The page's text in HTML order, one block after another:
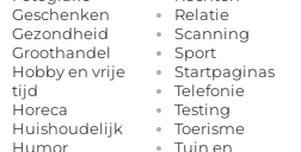
Geschenken
Gezondheid
Groothandel
Hobby en vrije
tijd
Horeca
Huishoudelijk
Humor
Relatie
Scanning
Sport
Startpaginas
Telefonie
Testing
Toerisme
Tuin en